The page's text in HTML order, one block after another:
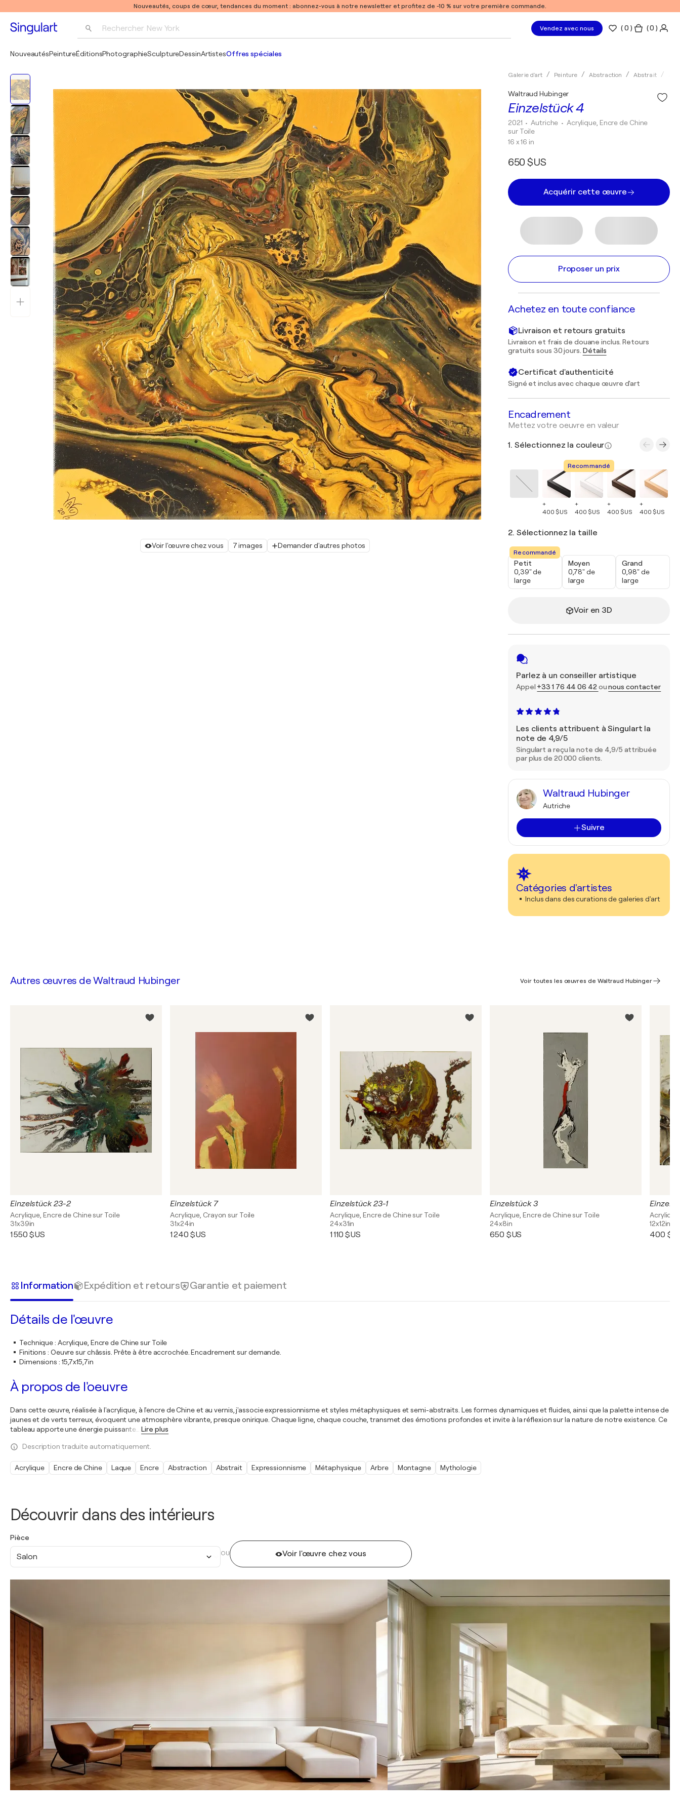
Nouveautés, coups de cœur, tendances du moment : abonnez-vous à notre newsletter et profitez de -10 % sur votre première commande.
Rechercher New York
Pablo Picasso
Vendez avec nous (0 ) ( 0 )
NouveautésPeintureÉditionsPhotographieSculptureDessinArtistesOffres spéciales
Voir l'œuvre chez vous 7 images Demander d'autres photos
Galerie d'art Peinture Abstraction Abstrait
Einzelstück 4
Waltraud Hubinger
2021 • Autriche • Acrylique, Encre de Chine
sur Toile
16 x 16 in
650 $US
Acquérir cette œuvre
Proposer un prix
Achetez en toute confiance
Livraison et retours gratuits
Livraison et frais de douane inclus. Retours
gratuits sous 30 jours. Détails
Certificat d'authenticité
Signé et inclus avec chaque œuvre d'art
Encadrement
Mettez votre oeuvre en valeur
1. Sélectionnez la couleur
+
400 $US
Recommandé
+
400 $US
+
400 $US
+
400 $US
2. Sélectionnez la taille
Recommandé
Petit
0,39" de
large
Moyen
0,78" de
large
Grand
0,98" de
large
Voir en 3D
Parlez à un conseiller artistique
Appel +33 1 76 44 06 42 ounous contacter
Les clients attribuent à Singulart la
note de 4,9/5
Singulart a reçu la note de 4,9/5 attribuée
par plus de 20 000 clients.
Waltraud Hubinger
Autriche
Suivre
Catégories d'artistes
Inclus dans des curations de galeries d'art
Découvrir dans des intérieurs
Pièce
Salon OU Voir l'œuvre chez vous
Autres œuvres deWaltraud Hubinger Voir toutes les œuvres de Waltraud Hubinger
Einzelstück 23-2
Acrylique, Encre de Chine sur Toile
31x39in
1 550 $US
Einzelstück 7
Acrylique, Crayon sur Toile
31x24in
1 240 $US
Einzelstück 23-1
Acrylique, Encre de Chine sur Toile
24x31in
1 110 $US
Einzelstück 3
Acrylique, Encre de Chine sur Toile
24x8in
650 $US
12x12in
400
Information Expédition et retours Garantie et paiement
Détails de l'œuvre
Technique: Acrylique, Encre de Chine sur Toile
Finitions : Oeuvre sur châssis. Prête à être accrochée. Encadrement sur demande.
Dimensions : 15,7x15,7in
À propos de l'oeuvre
Dans cette œuvre, réalisée à l'acrylique, à l'encre de Chine et au vernis, j'associe expressionnisme et styles métaphysiques et semi-abstraits. Les formes dynamiques et fluides, ainsi que la palette intense de
jaunes et de verts terreux, évoquent une atmosphère vibrante, presque onirique. Chaque ligne, chaque couche, transmet des émotions profondes et invite à la réflexion sur la nature de notre existence. Ce
tableau apporte une énergie puissante
Lire plus
Description traduite automatiquement.
Acrylique Encre de Chine Laque Encre Abstraction Abstrait Expressionnisme Métaphysique Arbre Montagne Mythologie